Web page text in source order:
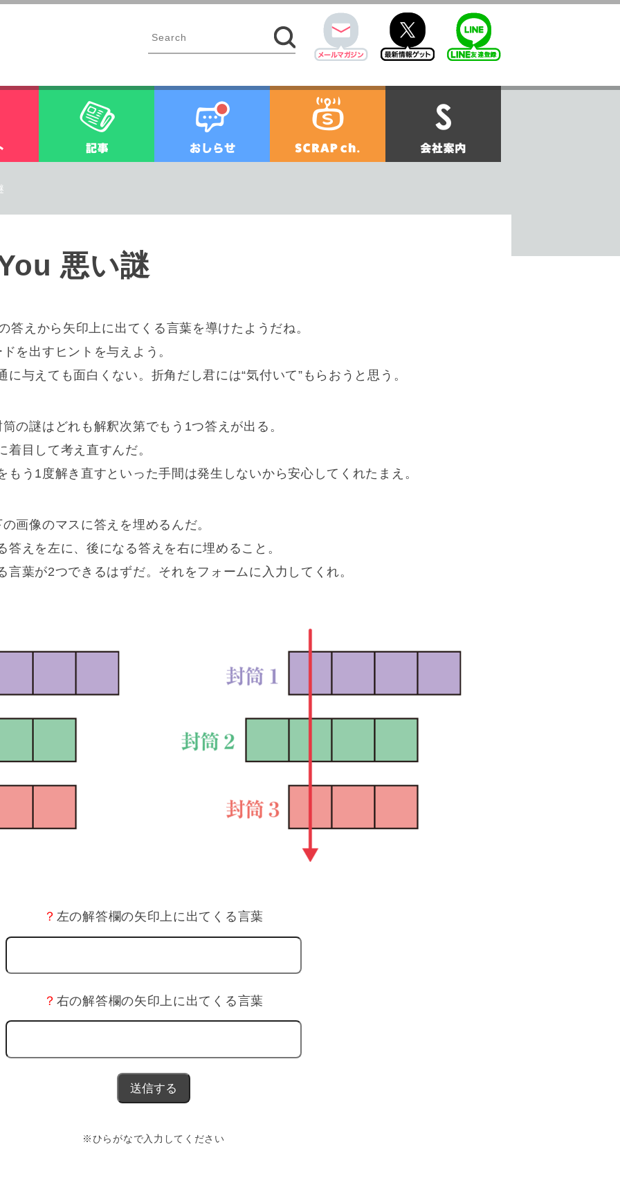
twitter
イベント 記事 お知らせ 会社案内
悪い謎
答えから矢印上に出てくる言葉を導けたようだね。
を出すヒントを与えよう。
与えても面白くない。折角だし君には“気付いて”もらおうと思う。
の謎はどれも解釈次第でもう1つ答えが出る。
着目して考え直すんだ。
もう1度解き直すといった手間は発生しないから安心してくれたまえ。
画像のマスに答えを埋めるんだ。
えを左に、後になる答えを右に埋めること。
葉が2つできるはずだ。それをフォームに入力してくれ。
？ 左の解答欄の矢印上に出てくる言葉
？ 右の解答欄の矢印上に出てくる言葉
※ひらがなで入力してください